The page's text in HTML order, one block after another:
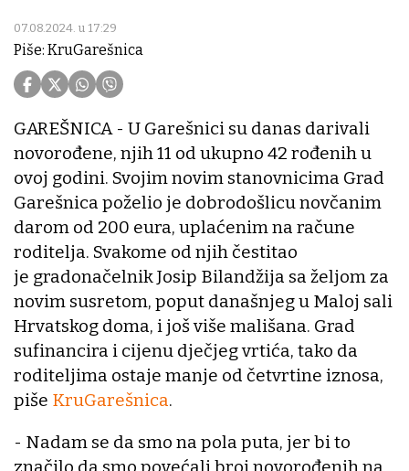
07.08.2024. u 17:29
Piše: KruGarešnica
GAREŠNICA - U Garešnici su danas darivali
novorođene, njih 11 od ukupno 42 rođenih u
ovoj godini. Svojim novim stanovnicima Grad
Garešnica poželio je dobrodošlicu novčanim
darom od 200 eura, uplaćenim na račune
roditelja. Svakome od njih čestitao
je gradonačelnik Josip Bilandžija sa željom za
novim susretom, poput današnjeg u Maloj sali
Hrvatskog doma, i još više mališana. Grad
sufinancira i cijenu dječjeg vrtića, tako da
roditeljima ostaje manje od četvrtine iznosa,
piše KruGarešnica.
- Nadam se da smo na pola puta, jer bi to